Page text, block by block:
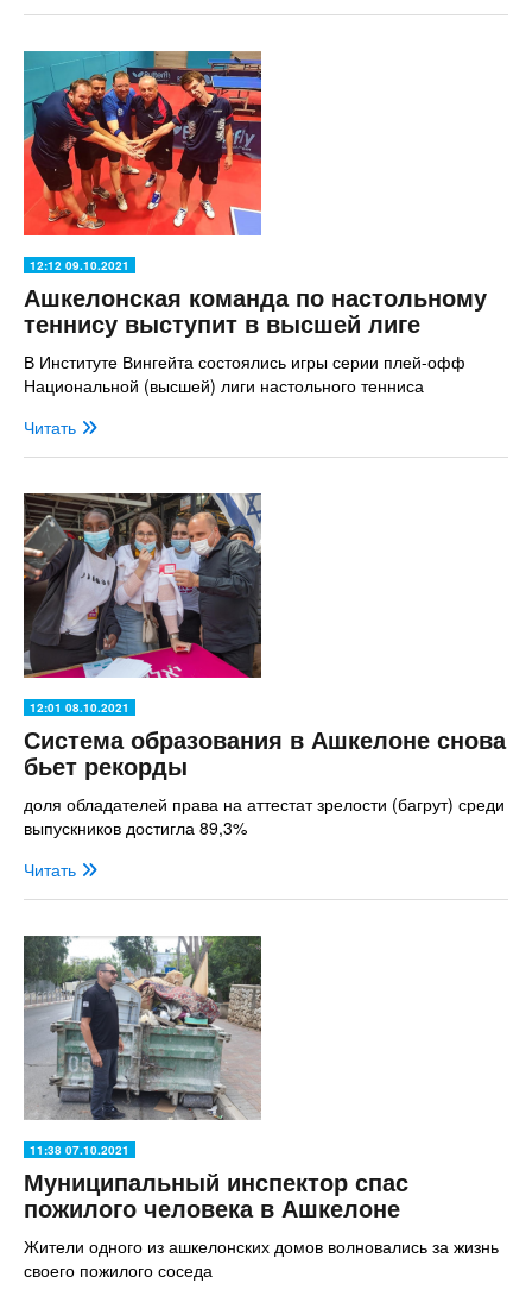
12:12 09.10.2021
Ашкелонская команда по настольному
теннису выступит в высшей лиге
В Институте Вингейта состоялись игры серии плей-офф
Национальной (высшей) лиги настольного тенниса
Читать
12:01 08.10.2021
Система образования в Ашкелоне снова
бьет рекорды
доля обладателей права на аттестат зрелости (багрут) среди
выпускников достигла 89,3%
Читать
11:38 07.10.2021
Муниципальный инспектор спас
пожилого человека в Ашкелоне
Жители одного из ашкелонских домов волновались за жизнь
своего пожилого соседа